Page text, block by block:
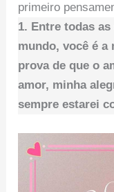
primeiro
1. Entre todas
mundo, você é a
prova de que o
amor, minha
sempre estarei